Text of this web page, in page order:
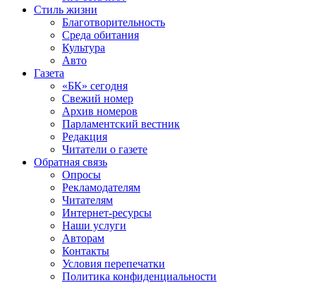
Стиль жизни
Благотворительность
Среда обитания
Культура
Авто
Газета
«БК» сегодня
Свежий номер
Архив номеров
Парламентский вестник
Редакция
Читатели о газете
Обратная связь
Опросы
Рекламодателям
Читателям
Интернет-ресурсы
Наши услуги
Авторам
Контакты
Условия перепечатки
Политика конфиденциальности